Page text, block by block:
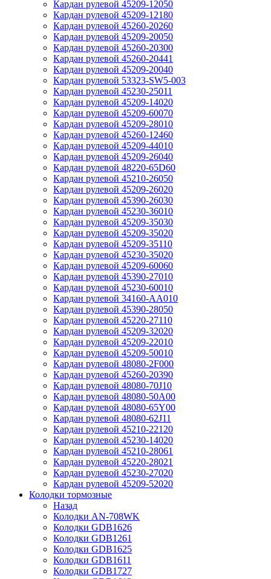
Кардан рулевой 45209-12050
Кардан рулевой 45209-12180
Кардан рулевой 45260-20260
Кардан рулевой 45209-20050
Кардан рулевой 45260-20300
Кардан рулевой 45260-20441
Кардан рулевой 45209-20040
Кардан рулевой 53323-SW5-003
Кардан рулевой 45230-25011
Кардан рулевой 45209-14020
Кардан рулевой 45209-60070
Кардан рулевой 45209-28010
Кардан рулевой 45260-12460
Кардан рулевой 45209-44010
Кардан рулевой 45209-26040
Кардан рулевой 48220-65D60
Кардан рулевой 45210-26050
Кардан рулевой 45209-26020
Кардан рулевой 45390-26030
Кардан рулевой 45230-36010
Кардан рулевой 45209-35030
Кардан рулевой 45209-35020
Кардан рулевой 45209-35110
Кардан рулевой 45230-35020
Кардан рулевой 45209-60060
Кардан рулевой 45390-27010
Кардан рулевой 45230-60010
Кардан рулевой 34160-AA010
Кардан рулевой 45390-28050
Кардан рулевой 45220-27110
Кардан рулевой 45209-32020
Кардан рулевой 45209-22010
Кардан рулевой 45209-50010
Кардан рулевой 48080-2F000
Кардан рулевой 45260-20390
Кардан рулевой 48080-70J10
Кардан рулевой 48080-50A00
Кардан рулевой 48080-65Y00
Кардан рулевой 48080-62J11
Кардан рулевой 45210-22120
Кардан рулевой 45230-14020
Кардан рулевой 45210-28061
Кардан рулевой 45220-28021
Кардан рулевой 45230-27020
Кардан рулевой 45209-52020
Колодки тормозные
Назад
Колодки AN-708WK
Колодки GDB1626
Колодки GDB1261
Колодки GDB1625
Колодки GDB1611
Колодки GDB1727